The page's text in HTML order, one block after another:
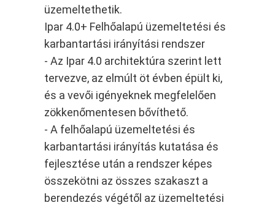
üzemeltethetik.
Ipar 4.0+ Felhőalapú üzemeltetési és
karbantartási irányítási rendszer
- Az Ipar 4.0 architektúra szerint lett
tervezve, az elmúlt öt évben épült ki,
és a vevői igényeknek megfelelően
zökkenőmentesen bővíthető.
- A felhőalapú üzemeltetési és
karbantartási irányítás kutatása és
fejlesztése után a rendszer képes
összekötni az összes szakaszt a
berendezés végétől az üzemeltetési